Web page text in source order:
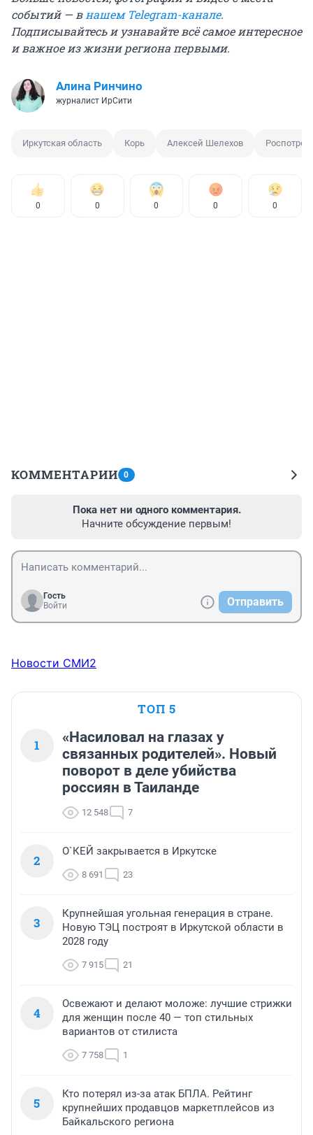
событий — внашем Telegram-канале.
Подписывайтесь и узнавайте всё самое интересное
и важное из жизни региона первыми.
Алина Ринчино
журналист ИрСити
Иркутская область Корь Алексей Шелехов
0 0 0 0 0
КОММЕНТАРИИ 0
Пока нет ни одного комментария.
Начните обсуждение первым!
Гость
Войти
Отправить
Новости СМИ2
ТОП 5
1
«Насиловал на глазах у
связанных родителей». Новый
поворот в деле убийства
россиян в Таиланде
12 548 7
2
О`КЕЙ закрывается в Иркутске
8 691 23
3
Крупнейшая угольная генерация в стране.
Новую ТЭЦ построят в Иркутской области в
2028 году
7 915 21
4
Освежают и делают моложе: лучшие стрижки
для женщин после 40 — топ стильных
вариантов от стилиста
7 758 1
5
Кто потерял из-за атак БПЛА. Рейтинг
крупнейших продавцов маркетплейсов из
Байкальского региона